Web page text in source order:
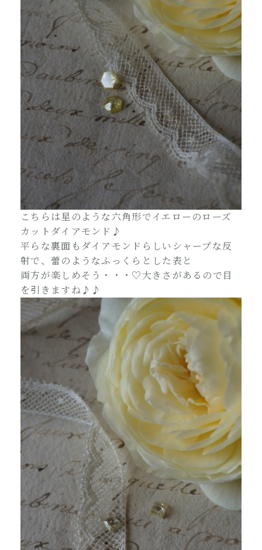
こちらは星のような六角形でイエローのローズ
カットダイアモンド♪
平らな裏面もダイアモンドらしいシャープな反
射で、蕾のようなふっくらとした表と
両方が楽しめそう・・・♡大きさがあるので目
を引きますね♪♪